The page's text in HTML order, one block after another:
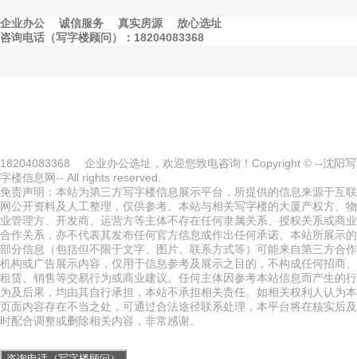
企业办公 诚信服务 真实房源
放心选址
咨询电话（写字楼顾问）：18204083368
18204083368
企业办公选址，欢迎您致电咨询！Copyright © --沈阳写
字楼信息网-- All rights reserved.
免责声明：本站为第三方写字楼信息展示平台，所提供的信息来源于互联
网公开资料及人工整理，仅供参考。本站与相关写字楼的大厦产权方、物
业管理方、开发商、运营方等主体不存在任何隶属关系、授权关系或商业
合作关系，亦不代表其发布任何官方信息或作出任何承诺。本站所展示的
部分信息（包括但不限于文字、图片、联系方式等）可能来自第三方合作
机构或广告展示内容，仅用于信息参考及展示之目的，不构成任何招商、
租赁、销售等交易行为或商业建议。任何主体因参考本站信息而产生的行
为及后果，均由其自行承担，本站不承担相关责任。如相关权利人认为本
页面内容存在不当之处，可通过合法途径联系处理，本平台将在核实后及
时配合调整或删除相关内容，非常感谢。